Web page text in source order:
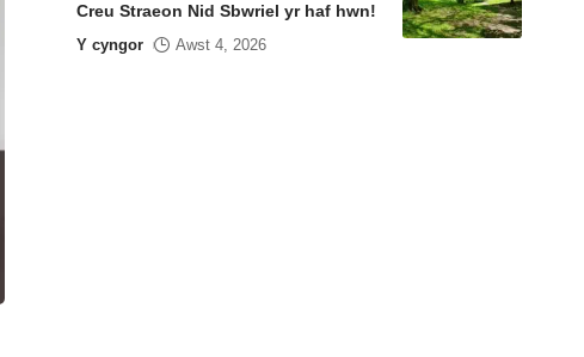
Creu Straeon Nid Sbwriel yr haf hwn!
Y cyngor Awst 4, 2026